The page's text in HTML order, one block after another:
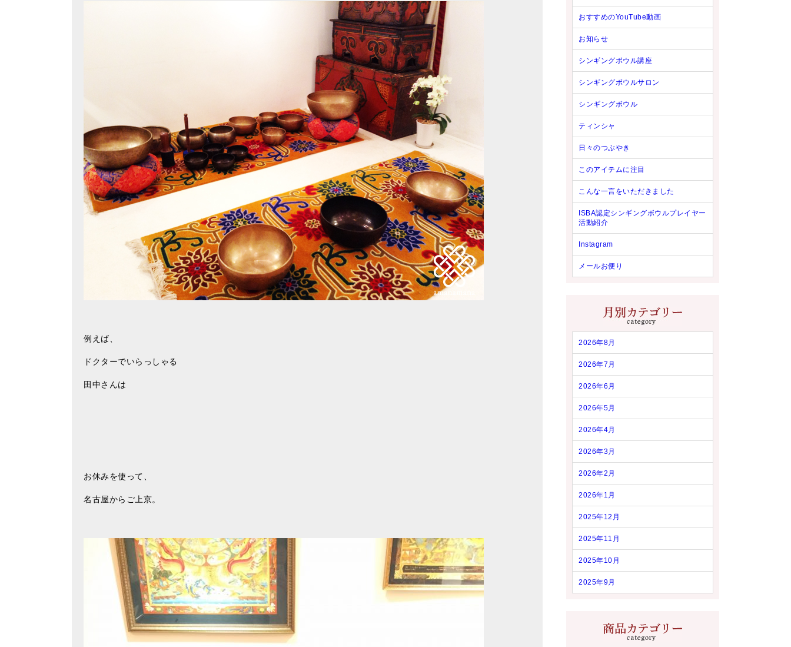
例えば、
ドクターでいらっしゃる
田中さんは
お休みを使って、
名古屋からご上京。
おすすめのYouTube動画
お知らせ
シンギングボウル講座
シンギングボウルサロン
シンギングボウル
ティンシャ
日々のつぶやき
このアイテムに注目
こんな一言をいただきました
ISBA認定シンギングボウルプレイヤー
活動紹介
Instagram
メールお便り
2026年8月
2026年7月
2026年6月
2026年5月
2026年4月
2026年3月
2026年2月
2026年1月
2025年12月
2025年11月
2025年10月
2025年9月